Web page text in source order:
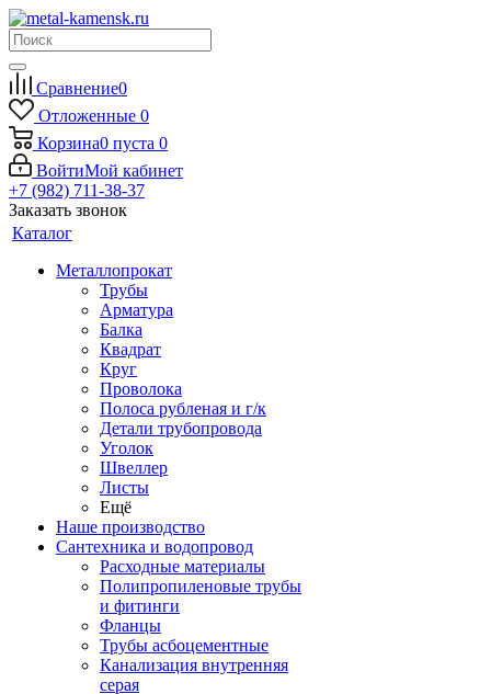
Сравнение0
Отложенные 0
Корзина0 пуста 0
ВойтиМой кабинет
+7 (982) 711-38-37
Заказать звонок
Каталог
Металлопрокат
Трубы
Арматура
Балка
Квадрат
Круг
Проволока
Полоса рубленая и г/к
Детали трубопровода
Уголок
Швеллер
Листы
Ещё
Наше производство
Сантехника и водопровод
Расходные материалы
Полипропиленовые трубы
и фитинги
Фланцы
Трубы асбоцементные
Канализация внутренняя
серая